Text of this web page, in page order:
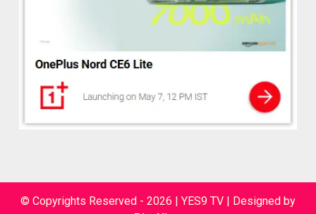
© Copyrights Reserved - 2026 | YES9 TV | Designed by